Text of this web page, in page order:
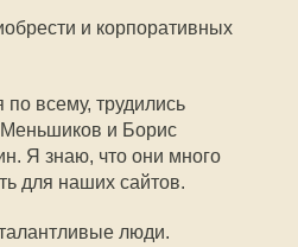
и корпоративных
по всему, трудились
и Борис
Я знаю, что они много
для наших сайтов.
талантливые люди.